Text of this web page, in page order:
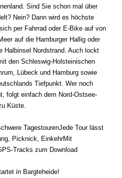
Sind Sie schon mal über
Nein? Dann wird es höchste
per Fahrrad oder E-Bike auf von
auf die Hamburger Hallig oder
Halbinsel Nordstrand. Auch lockt
den Schleswig-Holsteinischen
Lübeck und Hamburg sowie
Tiefpunkt. Wer noch
folgt einfach dem Nord-Ostsee-
Küste.
TagestourenJede Tour lässt
Picknick, EinkehrMit
Tracks zum Download
in Bargteheide!